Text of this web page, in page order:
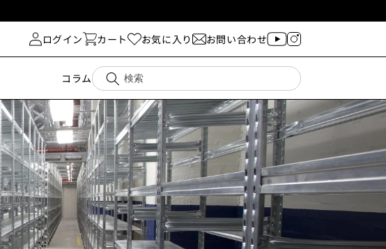
ログイン カート お気に入り お問い合わせ
コラム